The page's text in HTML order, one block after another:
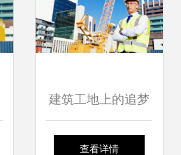
建筑工地上的追梦
人 工程师与建设者
查看详情